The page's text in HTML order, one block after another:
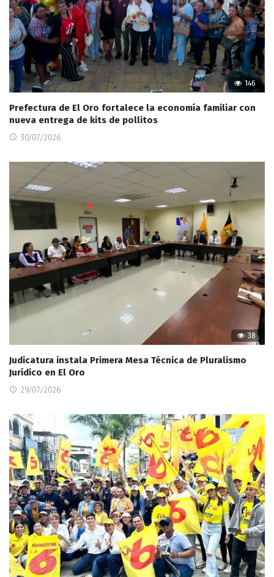
146
Prefectura de El Oro fortalece la economía familiar con
nueva entrega de kits de pollitos
30/07/2026
38
Judicatura instala Primera Mesa Técnica de Pluralismo
Jurídico en El Oro
29/07/2026